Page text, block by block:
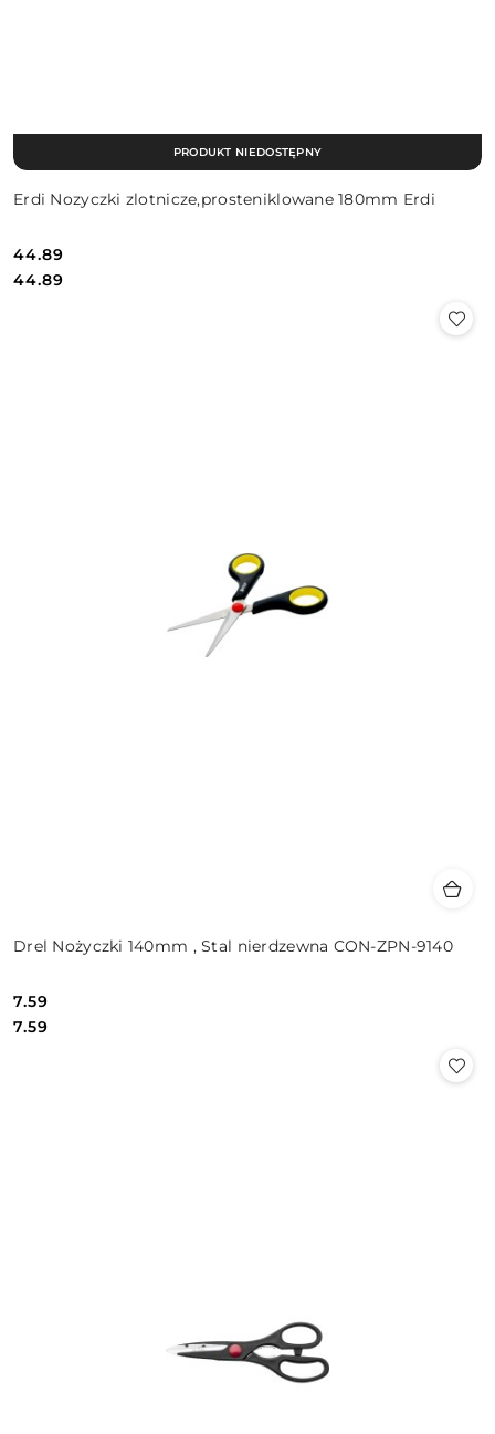
Erdi Nozyczki zlotnicze,prosteniklowane 180mm Erdi
Cena:
44.89
Cena:
44.89
PRODUKT NIEDOSTĘPNY
Drel Nożyczki 140mm , Stal nierdzewna CON-ZPN-9140
Cena:
7.59
Cena:
7.59